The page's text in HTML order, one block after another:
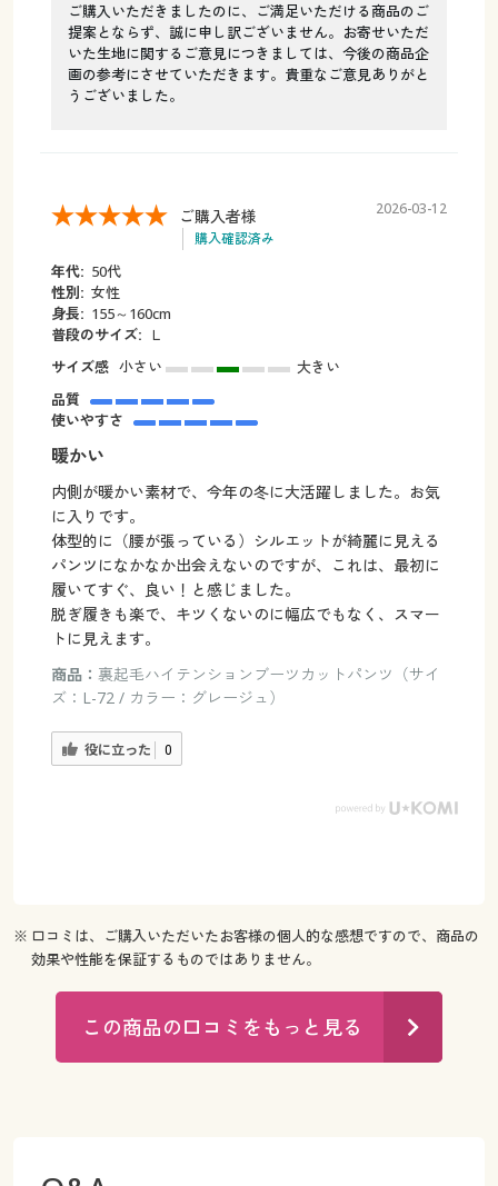
ご購入いただきましたのに、ご満足いただける商品のご
提案とならず、誠に申し訳ございません。お寄せいただ
いた生地に関するご意見につきましては、今後の商品企
画の参考にさせていただきます。貴重なご意見ありがと
うございました。
ご購入者様
購入確認済み
2026-03-12
年代: 50代
性別: 女性
身長: 155～160cm
普段のサイズ: Ｌ
サイズ感 小さい
大きい
品質
使いやすさ
暖かい
内側が暖かい素材で、今年の冬に大活躍しました。お気
に入りです。
体型的に（腰が張っている）シルエットが綺麗に見える
パンツになかなか出会えないのですが、これは、最初に
履いてすぐ、良い！と感じました。
脱ぎ履きも楽で、キツくないのに幅広でもなく、スマー
トに見えます。
商品： 裏起毛ハイテンションブーツカットパンツ（サイ
ズ：L-72 / カラー：グレージュ）
役に立った 0
※ 口コミは、ご購入いただいたお客様の個人的な感想ですので、商品の
効果や性能を保証するものではありません。
この商品の口コミをもっと見る